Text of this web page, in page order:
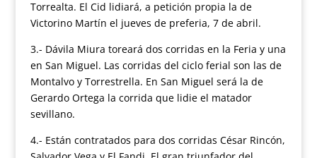
Torrealta. El Cid lidiará, a petición propia la de
Victorino Martín el jueves de preferia, 7 de abril.
3.- Dávila Miura toreará dos corridas en la Feria y una
en San Miguel. Las corridas del ciclo ferial son las de
Montalvo y Torrestrella. En San Miguel será la de
Gerardo Ortega la corrida que lidie el matador
sevillano.
4.- Están contratados para dos corridas César Rincón,